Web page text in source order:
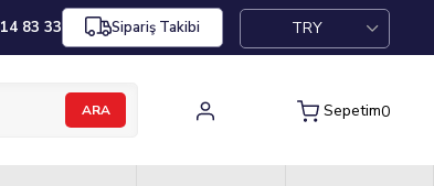
83 33 Sipariş Takibi TRY
Sepetim0